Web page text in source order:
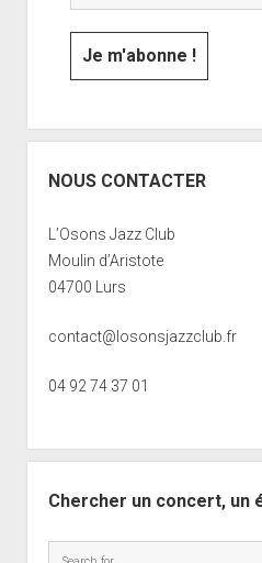
NOUS CONTACTER
L’Osons Jazz Club
Moulin d’Aristote
04700 Lurs
contact@losonsjazzclub.fr
04 92 74 37 01
Chercher un concert, un